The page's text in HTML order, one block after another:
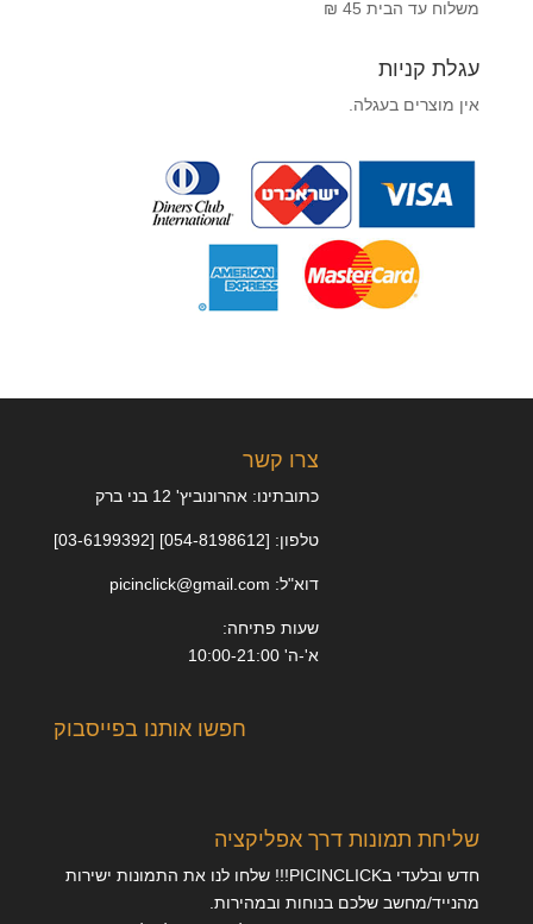
משלוח עד הבית 45 ₪
עגלת קניות
אין מוצרים בעגלה.
צרו קשר
כתובתינו: אהרונוביץ' 12 בני ברק
טלפון: [054-8198612] [03-6199392]
דוא"ל: picinclick@gmail.com
שעות פתיחה:
א'-ה' 10:00-21:00
חפשו אותנו בפייסבוק
שליחת תמונות דרך אפליקציה
חדש ובלעדי בPICINCLICK!!! שלחו לנו את התמונות ישירות
מהנייד/מחשב שלכם בנוחות ובמהירות.